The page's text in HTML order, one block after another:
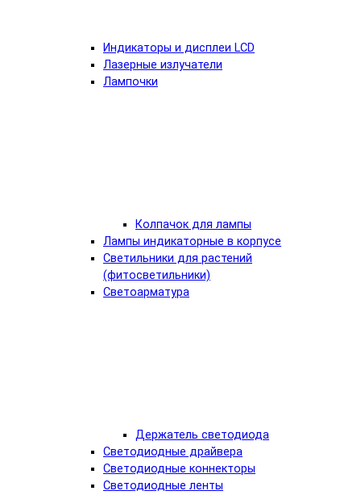
Индикаторы и дисплеи LCD
Лазерные излучатели
Лампочки
Колпачок для лампы
Лампы индикаторные в корпусе
Светильники для растений
(фитосветильники)
Светоарматура
Держатель светодиода
Светодиодные драйвера
Светодиодные коннекторы
Светодиодные ленты